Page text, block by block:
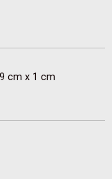
cm x 1 cm